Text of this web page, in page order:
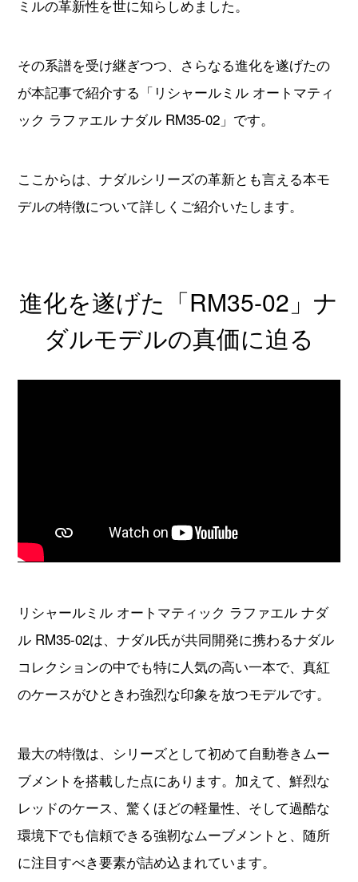
ック ラファエル ナダル RM35-02」です。
ここからは、ナダルシリーズの革新とも言える本モ
デルの特徴について詳しくご紹介いたします。
進化を遂げた「RM35-02」ナ
ル RM35-02は、ナダル氏が共同開発に携わるナダル
コレクションの中でも特に人気の高い一本で、真紅
最大の特徴は、シリーズとして初めて自動巻きムー
ブメントを搭載した点にあります。加えて、鮮烈な
レッドのケース、驚くほどの軽量性、そして過酷な
に注目すべき要素が詰め込まれています。
まずは、ひと目で心を奪う鮮やかな赤のケースに焦
点を当てましょう。